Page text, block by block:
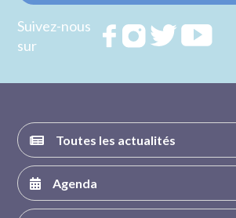
Suivez-nous
sur
RejoignezRejoignezRejoignez
Toutes les actualités
Agenda